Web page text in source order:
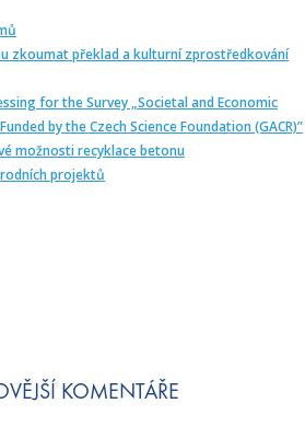
zkoumat překlad a kulturní zprostředkování
for the Survey „Societal and Economic
by the Czech Science Foundation (GACR)”
možnosti recyklace betonu
projektů
KOMENTÁŘE